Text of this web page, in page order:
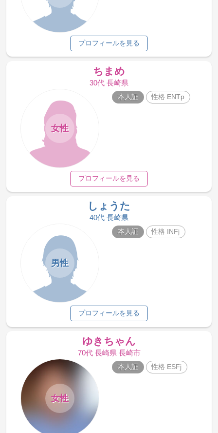
プロフィールを見る
ちまめ
30代 長崎県
女性
本人証 性格 ENTp
プロフィールを見る
しょうた
40代 長崎県
男性
本人証 性格 INFj
プロフィールを見る
ゆきちゃん
70代 長崎県 長崎市
女性
本人証 性格 ESFj